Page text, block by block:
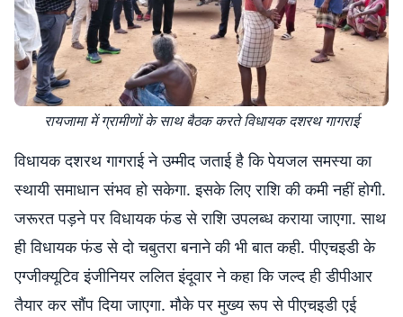
रायजामा में ग्रामीणों के साथ बैठक करते विधायक दशरथ गागराई
विधायक दशरथ गागराई ने उम्मीद जताई है कि पेयजल समस्या का
स्थायी समाधान संभव हो सकेगा. इसके लिए राशि की कमी नहीं होगी.
जरूरत पड़ने पर विधायक फंड से राशि उपलब्ध कराया जाएगा. साथ
ही विधायक फंड से दो चबुतरा बनाने की भी बात कही. पीएचइडी के
एग्जीक्यूटिव इंजीनियर ललित इंदूवार ने कहा कि जल्द ही डीपीआर
तैयार कर सौंप दिया जाएगा. मौके पर मुख्य रूप से पीएचइडी एई